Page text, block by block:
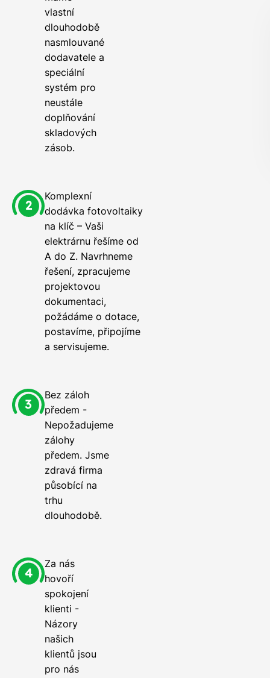
vlastní
dlouhodobě
nasmlouvané
dodavatele a
speciální
systém pro
neustále
doplňování
skladových
zásob.
Komplexní
dodávka fotovoltaiky
na klíč – Vaši
elektrárnu řešíme od
A do Z. Navrhneme
řešení, zpracujeme
projektovou
dokumentaci,
požádáme o dotace,
postavíme, připojíme
a servisujeme.
Bez záloh
předem -
Nepožadujeme
zálohy
předem. Jsme
zdravá firma
působící na
trhu
dlouhodobě.
Za nás
hovoří
spokojení
klienti -
Názory
našich
klientů jsou
pro nás